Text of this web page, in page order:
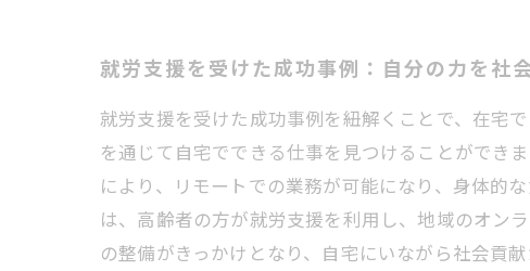
就労支援を受けた成功事例：自分の力を社
就労支援を受けた成功事例を紐解くことで、在宅
を通じて自宅でできる仕事を見つけることができ
により、リモートでの業務が可能になり、身体的
は、高齢者の方が就労支援を利用し、地域のオン
の整備がきっかけとなり、自宅にいながら社会貢